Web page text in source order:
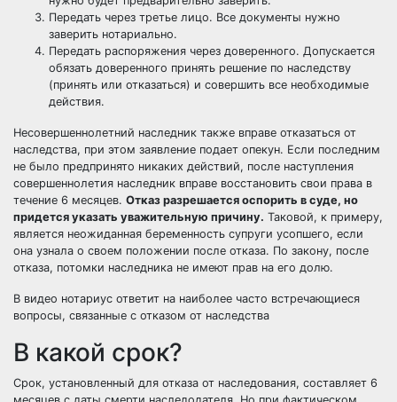
Передать через третье лицо. Все документы нужно
заверить нотариально.
Передать распоряжения через доверенного. Допускается
обязать доверенного принять решение по наследству
(принять или отказаться) и совершить все необходимые
действия.
Несовершеннолетний наследник также вправе отказаться от
наследства, при этом заявление подает опекун. Если последним
не было предпринято никаких действий, после наступления
совершеннолетия наследник вправе восстановить свои права в
течение 6 месяцев. Отказ разрешается оспорить в суде, но
придется указать уважительную причину. Таковой, к примеру,
является неожиданная беременность супруги усопшего, если
она узнала о своем положении после отказа. По закону, после
отказа, потомки наследника не имеют прав на его долю.
В видео нотариус ответит на наиболее часто встречающиеся
вопросы, связанные с отказом от наследства
В какой срок?
Срок, установленный для отказа от наследования, составляет 6